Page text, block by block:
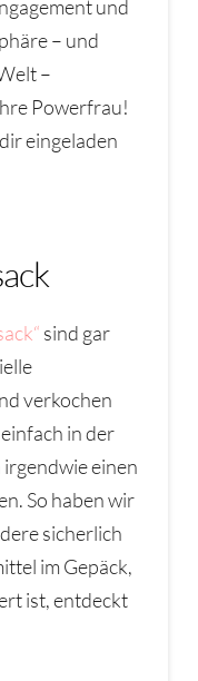
und
– und
–
Powerfrau!
eingeladen
sind gar
verkochen
in der
einen
So haben wir
sicherlich
im Gepäck,
ist, entdeckt